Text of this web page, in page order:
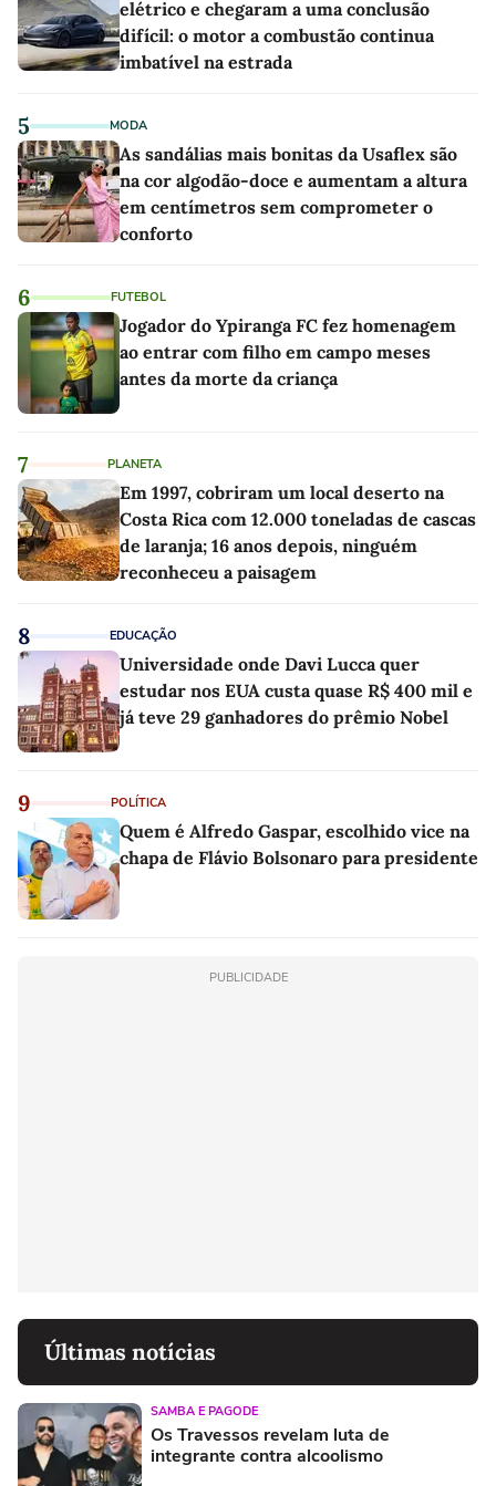
elétrico e chegaram a uma conclusão
difícil: o motor a combustão continua
imbatível na estrada
5 MODA
As sandálias mais bonitas da Usaflex são
na cor algodão-doce e aumentam a altura
em centímetros sem comprometer o
conforto
6 FUTEBOL
Jogador do Ypiranga FC fez homenagem
ao entrar com filho em campo meses
antes da morte da criança
7 PLANETA
Em 1997, cobriram um local deserto na
Costa Rica com 12.000 toneladas de cascas
de laranja; 16 anos depois, ninguém
reconheceu a paisagem
8 EDUCAÇÃO
Universidade onde Davi Lucca quer
estudar nos EUA custa quase R$ 400 mil e
já teve 29 ganhadores do prêmio Nobel
9 POLÍTICA
Quem é Alfredo Gaspar, escolhido vice na
chapa de Flávio Bolsonaro para presidente
PUBLICIDADE
Últimas notícias
SAMBA E PAGODE
Os Travessos revelam luta de
integrante contra alcoolismo